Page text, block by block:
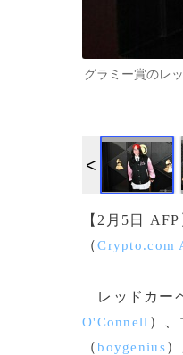
グラミー賞のレ
【2月5日
（Crypto.com
レッドカー
O'Connell ）
（boygenius